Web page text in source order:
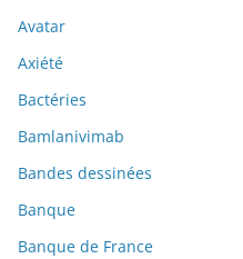
Avatar
Axiété
Bactéries
Bamlanivimab
Bandes dessinées
Banque
Banque de France